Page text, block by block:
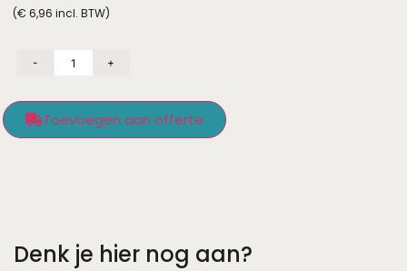
(€ 6,96 incl. BTW)
- +
Toevoegen aan offerte
Denk je hier nog aan?